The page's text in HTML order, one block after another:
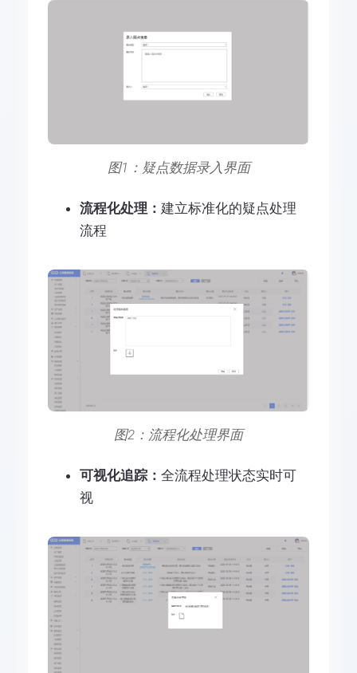
图1：疑点数据录入界面
流程化处理： 建立标准化的疑点处理
流程
图2：流程化处理界面
可视化追踪： 全流程处理状态实时可
视